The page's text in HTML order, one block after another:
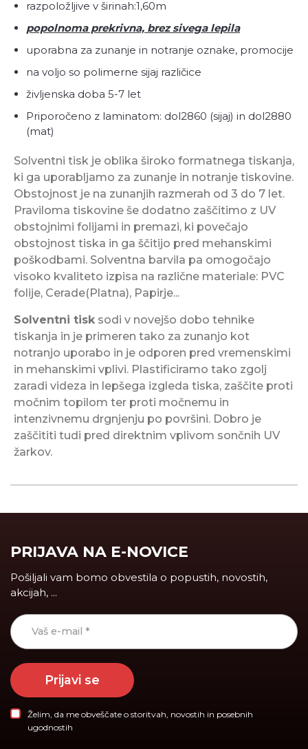
razpoložljive v širinah:1,60m
popolnoma prekrivna, brez sivega lepila
uporabna za zunanje in notranje oznake, promocije
na voljo so polimerne sijaj različice
življenska doba 5-7 let
Priporočeno z laminatom: dol2860 (sijaj) in dol2880
(mat)
Solventni tisk je oblika široko formatnega tiskanja,
ki ga uporabljamo za zunanje in notranje tiskovine.
Obstojnost je na zunanjih razmerah od 3 do 7 let.
Praviloma tiskovine še dodatno zaščitimo z UV
obstojnimi folijami in premazi, ki povečajo
obstojnost tiska in ga ščitijo pred mehanskimi
poškodbami. Solventna barvila pa omogočajo
visoko kvaliteto izpisa na različne materiale: PVC
folije, Cerade(Platna), Papirje...
Solventni tisk sodi v novejšo dobo tehnike
tiskanja in je primeren tako za zunanjo kot
notranjo uporabo in je odporen pred vremenskimi
in mehanskimi vplivi. Plastificiramo tako zgolj
zaradi videza in lepšega izgleda tiska, zaščite proti
močnim topilom ter proti močnemu in
intenzivnemu drgnjenju po površini. Dobro je
zaščititi tudi pred direktnim vplivom sončnih UV
žarkov.
PRIJAVA NA E-NOVICE
Pošiljali vam bomo obvestila o popustih, novostih,
akcijah, ...
Prijavi se
Želim, da me obveščate o storitvah, novostih in posebnih
ugodnostih